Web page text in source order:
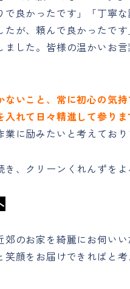
で良かったです」「丁寧
たが、頼んで良かったで
ました。皆様の温かいお
ないこと、常に初心の気
れて日々精進して参りま
に励みたいと考えており
、クリーンくれんずをよ
郊のお家を綺麗にお伺い
笑顔をお届けできればと